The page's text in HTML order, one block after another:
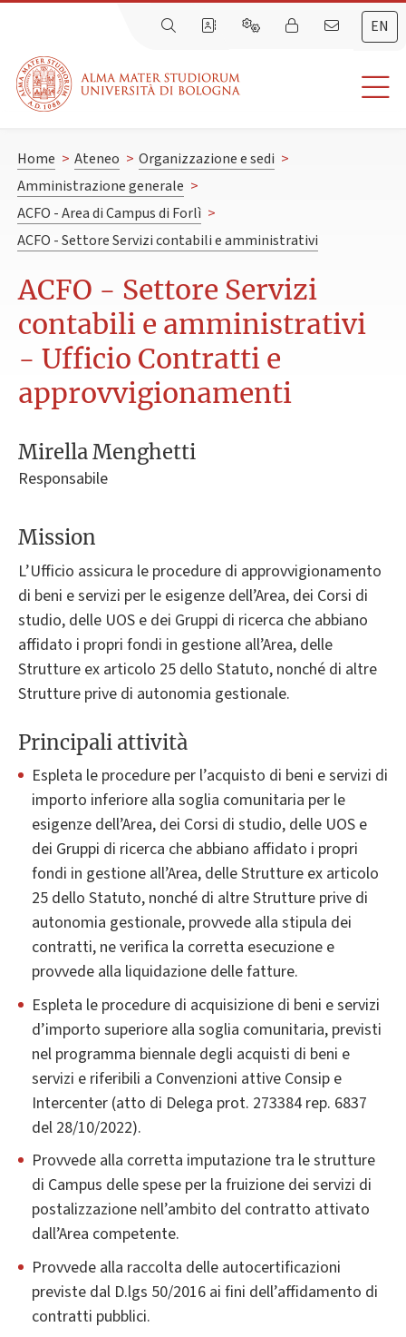
EN
Home > Ateneo > Organizzazione e sedi >
Amministrazione generale >
ACFO - Area di Campus di Forlì >
ACFO - Settore Servizi contabili e amministrativi
ACFO - Settore Servizi
contabili e amministrativi
- Ufficio Contratti e
approvvigionamenti
Mirella Menghetti
Responsabile
Mission
L’Ufficio assicura le procedure di approvvigionamento
di beni e servizi per le esigenze dell’Area, dei Corsi di
studio, delle UOS e dei Gruppi di ricerca che abbiano
affidato i propri fondi in gestione all’Area, delle
Strutture ex articolo 25 dello Statuto, nonché di altre
Strutture prive di autonomia gestionale.
Principali attività
Espleta le procedure per l’acquisto di beni e servizi di
importo inferiore alla soglia comunitaria per le
esigenze dell’Area, dei Corsi di studio, delle UOS e
dei Gruppi di ricerca che abbiano affidato i propri
fondi in gestione all’Area, delle Strutture ex articolo
25 dello Statuto, nonché di altre Strutture prive di
autonomia gestionale, provvede alla stipula dei
contratti, ne verifica la corretta esecuzione e
provvede alla liquidazione delle fatture.
Espleta le procedure di acquisizione di beni e servizi
d’importo superiore alla soglia comunitaria, previsti
nel programma biennale degli acquisti di beni e
servizi e riferibili a Convenzioni attive Consip e
Intercenter (atto di Delega prot. 273384 rep. 6837
del 28/10/2022).
Provvede alla corretta imputazione tra le strutture
di Campus delle spese per la fruizione dei servizi di
postalizzazione nell’ambito del contratto attivato
dall’Area competente.
Provvede alla raccolta delle autocertificazioni
previste dal D.lgs 50/2016 ai fini dell’affidamento di
contratti pubblici.